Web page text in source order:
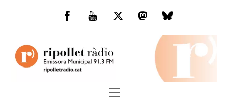
Facebook
You
TwitterMastodonBluesky
Menu